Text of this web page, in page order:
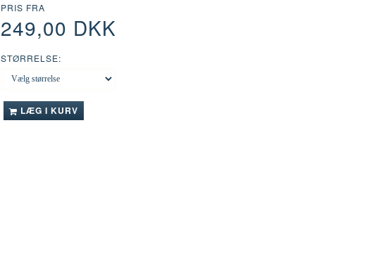
PRIS FRA
249,00 DKK
STØRRELSE:
LÆG I KURV